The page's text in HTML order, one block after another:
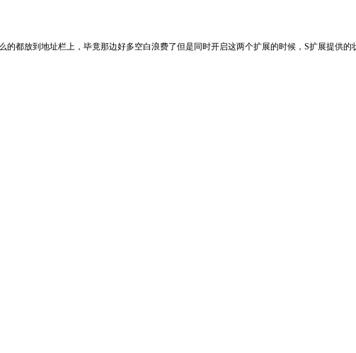
的都放到地址栏上，毕竟那边好多空白浪费了但是同时开启这两个扩展的时候，S扩展提供